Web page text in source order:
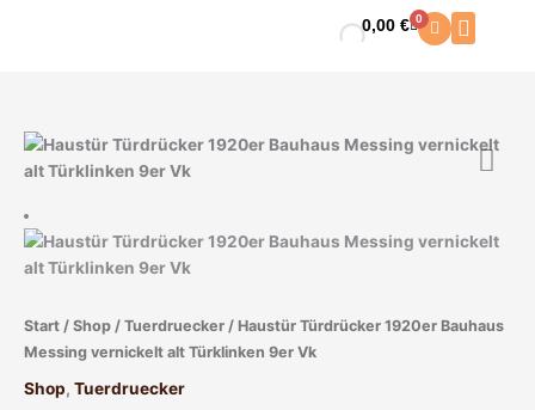
0,00€ 0
Warenkorb
Start / Shop / Tuerdruecker / Haustür Türdrücker 1920er Bauhaus
Messing vernickelt alt Türklinken 9er Vk
Shop, Tuerdruecker
Haustür
Türdrücker
Bauhaus
Messing
vernickelt
Türklinken
9er
Vk